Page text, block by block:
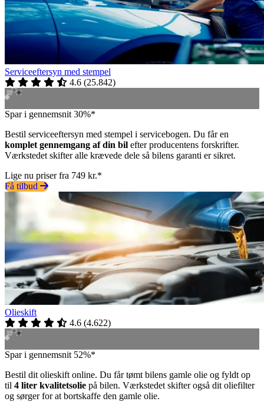
Serviceeftersyn med stempel
4.6 (25.842)
Spar i gennemsnit 30%*
Bestil serviceeftersyn med stempel i servicebogen. Du får en
komplet gennemgang af din bil efter producentens forskrifter.
Værkstedet skifter alle krævede dele så bilens garanti er sikret.
Lige nu priser fra 749 kr.*
Få tilbud
Olieskift
4.6 (4.622)
Spar i gennemsnit 52%*
Bestil dit olieskift online. Du får tømt bilens gamle olie og fyldt op
til 4 liter kvalitetsolie på bilen. Værkstedet skifter også dit oliefilter
og sørger for at bortskaffe den gamle olie.